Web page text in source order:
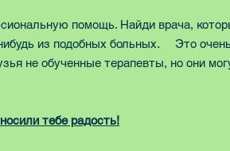
помощь. Найди врача,
из подобных больных. Это
не обученные терапевты, но они
тебе радость!